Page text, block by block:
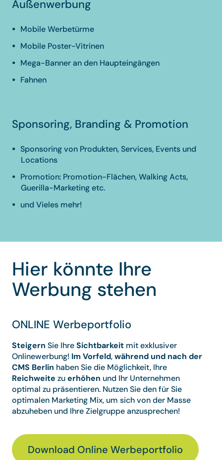
Außenwerbung
Mobile Werbetürme
Mobile Poster-Vitrinen
Mega-Banner an den Haupteingängen
Fahnen
Sponsoring, Branding & Promotion
Sponsoring von Produkten, Services, Events und
Locations
Promotion: Promotion-Flächen, Walking Acts,
Guerilla-Marketing etc.
und Vieles mehr!
Hier könnte Ihre
Werbung stehen
ONLINE Werbeportfolio
SteigernSie IhreSichtbarkeit mit exklusiver
Onlinewerbung! Im Vorfeld,während und nach der
CMS Berlin haben Sie die Möglichkeit, Ihre
Reichweitezuerhöhen und Ihr Unternehmen
optimal zu präsentieren. Nutzen Sie den für Sie
optimalen Marketing Mix, um sich von der Masse
abzuheben und Ihre Zielgruppe anzusprechen!
Download Online Werbeportfolio